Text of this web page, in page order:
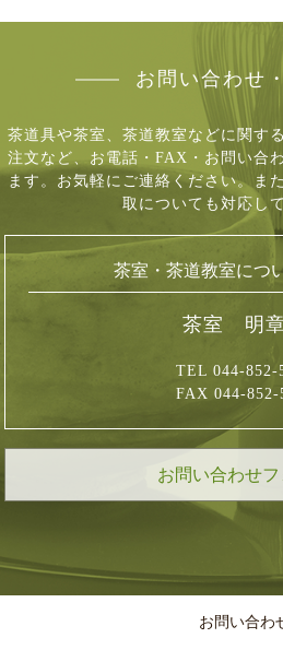
お問い合わせ
茶道具や茶室、茶道教室などに関す
注文など、 お電話・FAX・お問い合
ます。お気軽にご連絡ください。 ま
取についても対応し
茶室・茶道教室につ
茶室 明
TEL 044-852-
FAX 044-852-
お問い合わせフ
お問い合わ